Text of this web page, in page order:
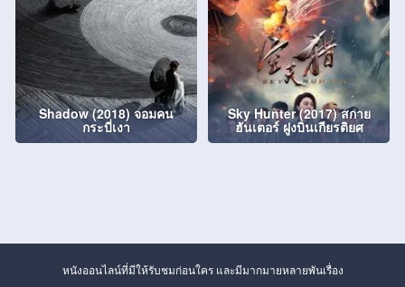
Shadow (2018) จอมคน
กระบี่เงา
Sky Hunter (2017) สกาย
ฮันเตอร์ ฝูงบินเกียรติยศ
หนังออนไลน์ที่มีให้รับชมก่อนใคร และมีมากมายหลายพันเรื่อง